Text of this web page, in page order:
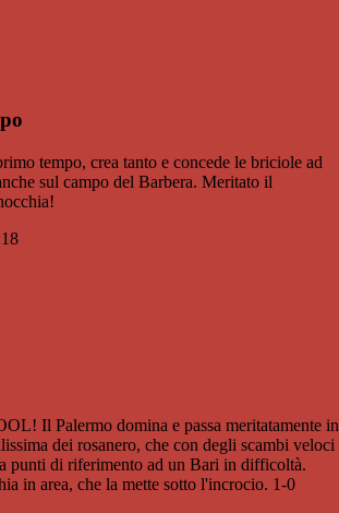
tempo, crea tanto e concede le briciole ad
sul campo del Barbera. Meritato il
Il Palermo domina e passa meritatamente in
dei rosanero, che con degli scambi veloci
punti di riferimento ad un Bari in difficoltà.
in area, che la mette sotto l'incrocio. 1-0